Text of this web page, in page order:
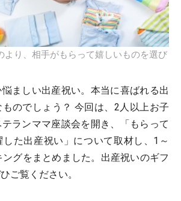
より、相手がもらって嬉しいものを選び
ましい出産祝い。本当に喜ばれる出
のでしょう？ 今回は、2人以上お子
ランママ座談会を開き、「もらって
た出産祝い」について取材し、1～
グをまとめました。出産祝いのギフ
ご覧ください。